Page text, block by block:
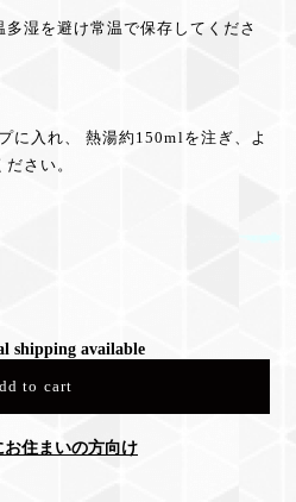
多湿を避け常温で保存してくださ
に入れ、 熱湯約150mlを注ぎ、よ
さい。
shipping available
to cart
お住まいの方向け